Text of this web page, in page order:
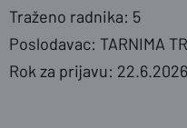
Traženo radnika: 5
Poslodavac: TARNIMA
Rok za prijavu: